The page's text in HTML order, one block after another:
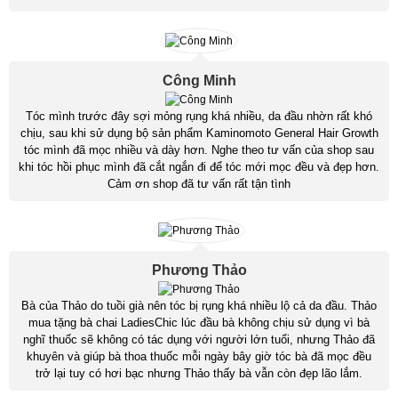
Công Minh
Tóc mình trước đây sợi mỏng rụng khá nhiều, da đầu nhờn rất khó
chịu, sau khi sử dụng bộ sản phẩm Kaminomoto General Hair Growth
tóc mình đã mọc nhiều và dày hơn. Nghe theo tư vấn của shop sau
khi tóc hồi phục mình đã cắt ngắn đi để tóc mới mọc đều và đẹp hơn.
Cảm ơn shop đã tư vấn rất tận tình
Phương Thảo
Bà của Thảo do tuồi già nên tóc bị rụng khá nhiều lộ cả da đầu. Thảo
mua tặng bà chai LadiesChic lúc đầu bà không chịu sử dụng vì bà
nghĩ thuốc sẽ không có tác dụng với người lớn tuổi, nhưng Thảo đã
khuyên và giúp bà thoa thuốc mỗi ngày bây giờ tóc bà đã mọc đều
trở lại tuy có hơi bạc nhưng Thảo thấy bà vẫn còn đẹp lão lắm.